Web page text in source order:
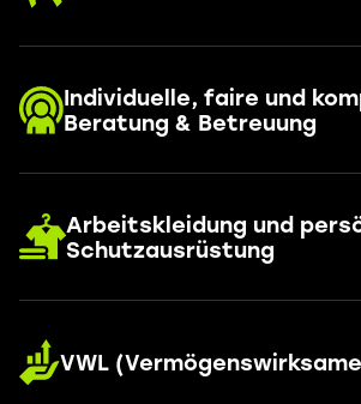
Individuelle, faire und
Beratung & Betreuung
Arbeitskleidung und
Schutzausrüstung
VWL